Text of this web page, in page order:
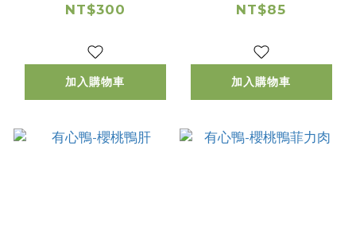
NT$300
加入購物車
NT$85
加入購物車